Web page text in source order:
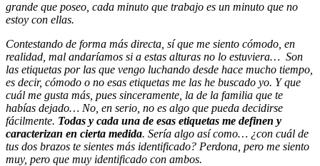
grande que poseo, cada minuto que trabajo es un minuto que no
estoy con ellas.
Contestando de forma más directa, sí que me siento cómodo, en
realidad, mal andaríamos si a estas alturas no lo estuviera… Son
las etiquetas por las que vengo luchando desde hace mucho tiempo,
es decir, cómodo o no esas etiquetas me las he buscado yo. Y que
cuál me gusta más, pues sinceramente, la de la familia que te
habías dejado… No, en serio, no es algo que pueda decidirse
fácilmente. Todas y cada una de esas etiquetas me definen y
caracterizan en cierta medida. Sería algo así como… ¿con cuál de
tus dos brazos te sientes más identificado? Perdona, pero me siento
muy, pero que muy identificado con ambos.